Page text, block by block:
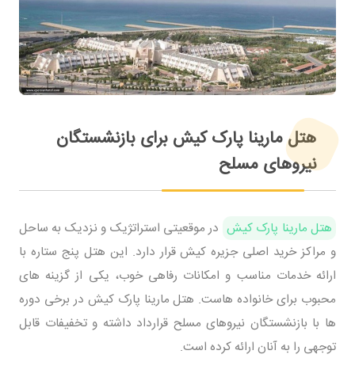
هتل مارینا پارک کیش برای بازنشستگان
نیروهای مسلح
هتل مارینا پارک کیش در موقعیتی استراتژیک و نزدیک به ساحل
و مراکز خرید اصلی جزیره کیش قرار دارد. این هتل پنج ستاره با
ارائه خدمات مناسب و امکانات رفاهی خوب، یکی از گزینه های
محبوب برای خانواده هاست. هتل مارینا پارک کیش در برخی دوره
ها با بازنشستگان نیروهای مسلح قرارداد داشته و تخفیفات قابل
توجهی را به آنان ارائه کرده است.